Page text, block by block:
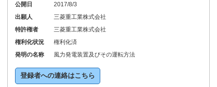
公開日
2017/8/3
出願人
三菱重工業株式会社
特許権者
三菱重工業株式会社
権利化状況
権利化済
発明の名称
風力発電装置及びその運転方法
登録者への連絡はこちら